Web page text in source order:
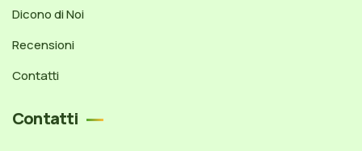
Dicono di Noi
Recensioni
Contatti
Contatti